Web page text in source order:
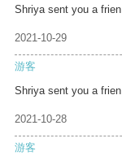
Shriya sent you a frien
2021-10-29
游客
Shriya sent you a frien
2021-10-28
游客